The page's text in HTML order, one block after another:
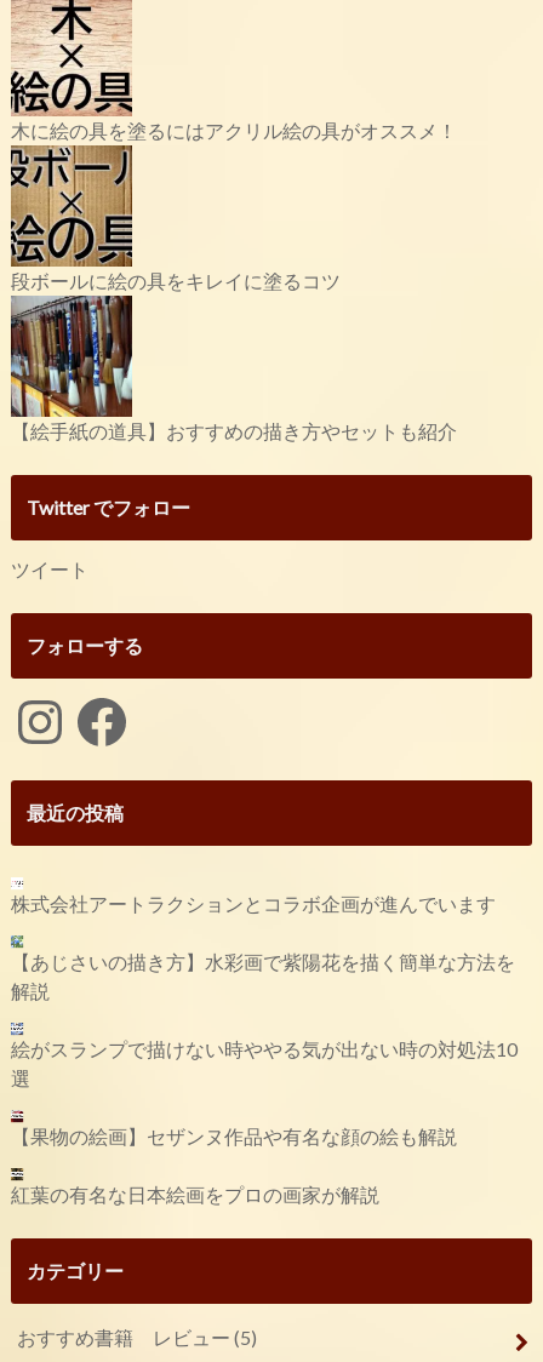
木に絵の具を塗るにはアクリル絵の具がオススメ！
段ボールに絵の具をキレイに塗るコツ
【絵手紙の道具】おすすめの描き方やセットも紹介
Twitter でフォロー
ツイート
フォローする
InstagramFacebook
最近の投稿
株式会社アートラクションとコラボ企画が進んでいます
【あじさいの描き方】水彩画で紫陽花を描く簡単な方法を
解説
絵がスランプで描けない時ややる気が出ない時の対処法10
選
【果物の絵画】セザンヌ作品や有名な顔の絵も解説
紅葉の有名な日本絵画をプロの画家が解説
カテゴリー
おすすめ書籍 レビュー (5)